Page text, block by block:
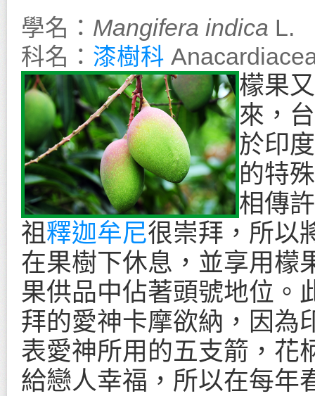
學名： Mangifera indica L.
科名： 漆樹科
檬果
來，
於印
的特
相傳
祖釋迦牟尼很崇拜，所以
在果樹下休息，並享用檬
果供品中佔著頭號地位。
拜的愛神卡摩欲納，因為
表愛神所用的五支箭，花
給戀人幸福，所以在每年